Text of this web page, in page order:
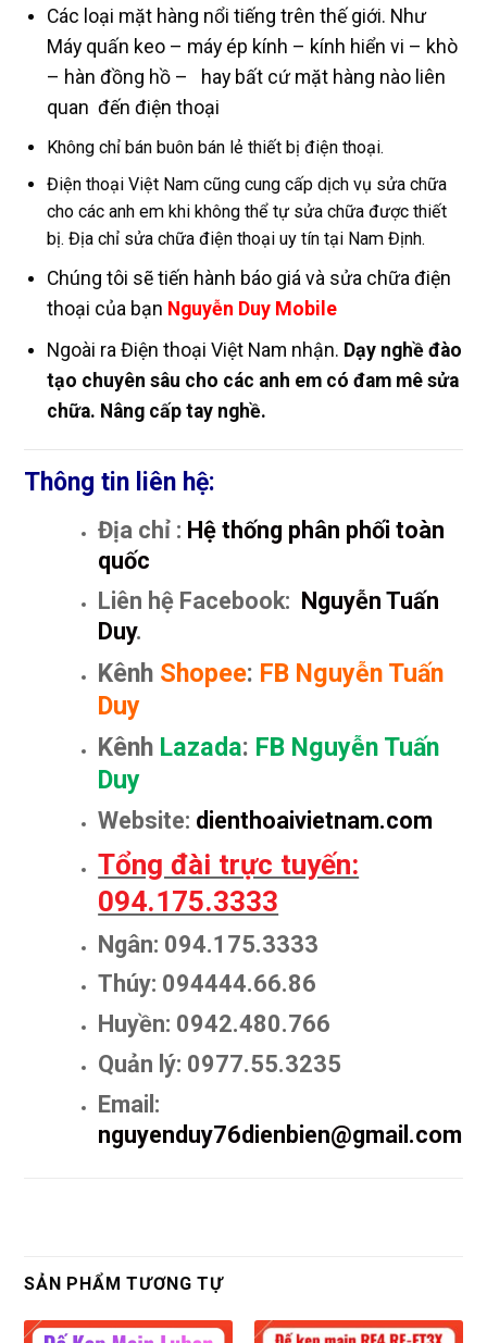
Các loại mặt hàng nổi tiếng trên thế giới. Như
Máy quấn keo – máy ép kính – kính hiển vi – khò
– hàn đồng hồ – hay bất cứ mặt hàng nào liên
quan đến điện thoại
Không chỉ bán buôn bán lẻ thiết bị điện thoại.
Điện thoại Việt Nam cũng cung cấp dịch vụ sửa chữa
cho các anh em khi không thể tự sửa chữa được thiết
bị. Địa chỉ sửa chữa điện thoại uy tín tại Nam Định.
Chúng tôi sẽ tiến hành báo giá và sửa chữa điện
thoại của bạn Nguyễn Duy Mobile
Ngoài ra Điện thoại Việt Nam nhận. Dạy nghề đào
tạo chuyên sâu cho các anh em có đam mê sửa
chữa. Nâng cấp tay nghề.
Thông tin liên hệ:
Địa chỉ : Hệ thống phân phối toàn
quốc
Liên hệ Facebook: Nguyễn Tuấn
Duy.
Kênh Shopee: FB Nguyễn Tuấn
Duy
Kênh Lazada: FB Nguyễn Tuấn
Duy
Website: dienthoaivietnam.com
Tổng đài trực tuyến:
094.175.3333
Ngân: 094.175.3333
Thúy: 094444.66.86
Huyền: 0942.480.766
Quản lý: 0977.55.3235
Email:
nguyenduy76dienbien@gmail.com
SẢN PHẨM TƯƠNG TỰ